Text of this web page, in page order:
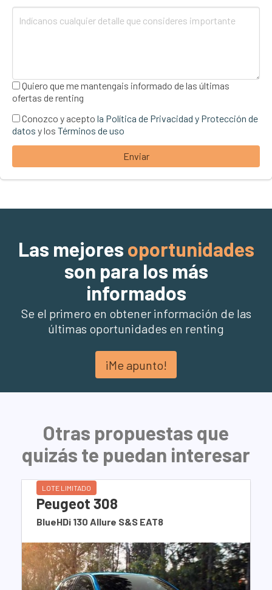
Quiero que me mantengais informado de las últimas
ofertas de renting
Conozco y acepto la Política de Privacidad y Protección de
datos y los Términos de uso
Enviar
Las mejores oportunidades
son para los más
informados
Se el primero en obtener información de las
últimas oportunidades en renting
¡Me apunto!
Otras propuestas que
quizás te puedan interesar
LOTE LIMITADO
Peugeot 308
BlueHDi 130 Allure S&S EAT8